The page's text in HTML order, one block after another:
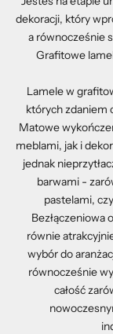
dekoracji, który
a równocześnie
Grafitowe
Lamele w
których zdaniem
Matowe
meblami, jak i
jednak
barwami -
pastelami,
Bezłączeniowa
równie
wybór do
równocześnie
całość